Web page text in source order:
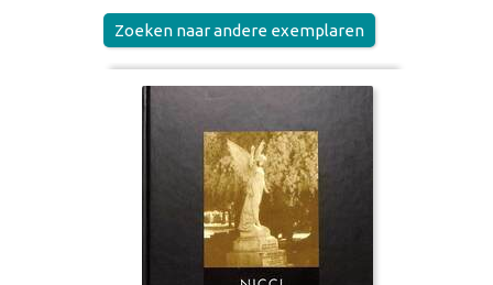
Zoeken naar andere exemplaren